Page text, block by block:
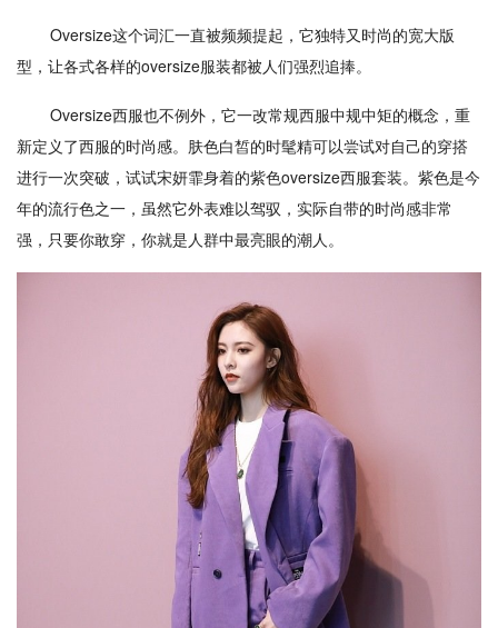
Oversize这个词汇一直被频频提起，它独特又时尚的宽大版
型，让各式各样的oversize服装都被人们强烈追捧。
Oversize西服也不例外，它一改常规西服中规中矩的概念，重
新定义了西服的时尚感。肤色白皙的时髦精可以尝试对自己的穿搭
进行一次突破，试试宋妍霏身着的紫色oversize西服套装。紫色是今
年的流行色之一，虽然它外表难以驾驭，实际自带的时尚感非常
强，只要你敢穿，你就是人群中最亮眼的潮人。